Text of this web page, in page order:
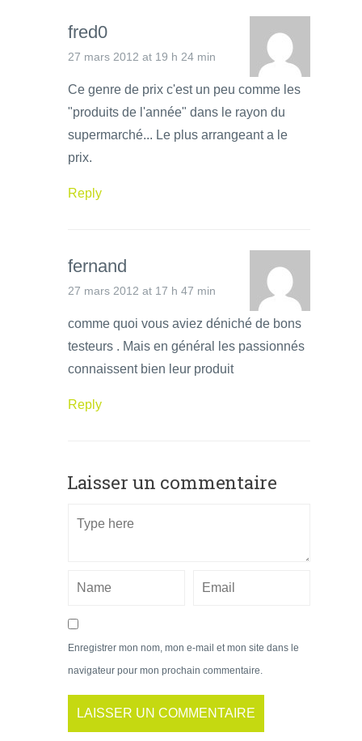
fred0
27 mars 2012 at 19 h 24 min
Ce genre de prix c'est un peu comme les
"produits de l'année" dans le rayon du
supermarché... Le plus arrangeant a le
prix.
Reply
fernand
27 mars 2012 at 17 h 47 min
comme quoi vous aviez déniché de bons
testeurs . Mais en général les passionnés
connaissent bien leur produit
Reply
Laisser un commentaire
Enregistrer mon nom, mon e-mail et mon site dans le
navigateur pour mon prochain commentaire.